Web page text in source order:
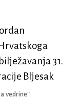
31.
Bljesak
vedrine"